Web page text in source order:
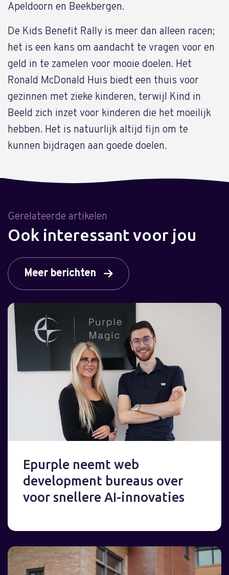
Apeldoorn en Beekbergen.
De Kids Benefit Rally is meer dan alleen racen;
het is een kans om aandacht te vragen voor en
geld in te zamelen voor mooie doelen. Het
Ronald McDonald Huis biedt een thuis voor
gezinnen met zieke kinderen, terwijl Kind in
Beeld zich inzet voor kinderen die het moeilijk
hebben. Het is natuurlijk altijd fijn om te
kunnen bijdragen aan goede doelen.
Gerelateerde artikelen
Ook interessant voor jou
Meer berichten
Epurple neemt web
development bureaus over
voor snellere AI-innovaties